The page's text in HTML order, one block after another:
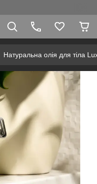
Натуральна олія для тіла